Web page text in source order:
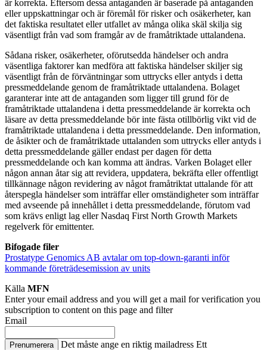
är korrekta. Eftersom dessa antaganden är baserade på antaganden
eller uppskattningar och är föremål för risker och osäkerheter, kan
det faktiska resultatet eller utfallet av många olika skäl skilja sig
väsentligt från vad som framgår av de framåtriktade uttalandena.
Sådana risker, osäkerheter, oförutsedda händelser och andra
väsentliga faktorer kan medföra att faktiska händelser skiljer sig
väsentligt från de förväntningar som uttrycks eller antyds i detta
pressmeddelande genom de framåtriktade uttalandena. Bolaget
garanterar inte att de antaganden som ligger till grund för de
framåtriktade uttalandena i detta pressmeddelande är korrekta och
läsare av detta pressmeddelande bör inte fästa otillbörlig vikt vid de
framåtriktade uttalandena i detta pressmeddelande. Den information,
de åsikter och de framåtriktade uttalanden som uttrycks eller antyds i
detta pressmeddelande gäller endast per dagen för detta
pressmeddelande och kan komma att ändras. Varken Bolaget eller
någon annan åtar sig att revidera, uppdatera, bekräfta eller offentligt
tillkännage någon revidering av något framåtriktat uttalande för att
återspegla händelser som inträffar eller omständigheter som inträffar
med avseende på innehållet i detta pressmeddelande, förutom vad
som krävs enligt lag eller Nasdaq First North Growth Markets
regelverk för emittenter.
Bifogade filer
Prostatype Genomics AB avtalar om top-down-garanti inför
kommande företrädesemission av units
Källa MFN
Enter your email address and you will get a mail for verification you
subscription to content on this page and filter
Email
Prenumerera Det måste ange en riktig mailadress Ett